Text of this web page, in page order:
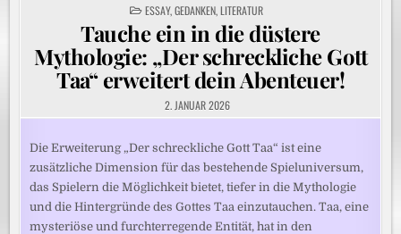
POSTED
IN
ESSAY,GEDANKEN,LITERATUR
Tauche ein in die düstere
Mythologie: „Der schreckliche Gott
Taa“ erweitert dein Abenteuer!
2. JANUAR 2026
Die Erweiterung „Der schreckliche Gott Taa“ ist eine
zusätzliche Dimension für das bestehende Spieluniversum,
das Spielern die Möglichkeit bietet, tiefer in die Mythologie
und die Hintergründe des Gottes Taa einzutauchen. Taa, eine
mysteriöse und furchterregende Entität, hat in den